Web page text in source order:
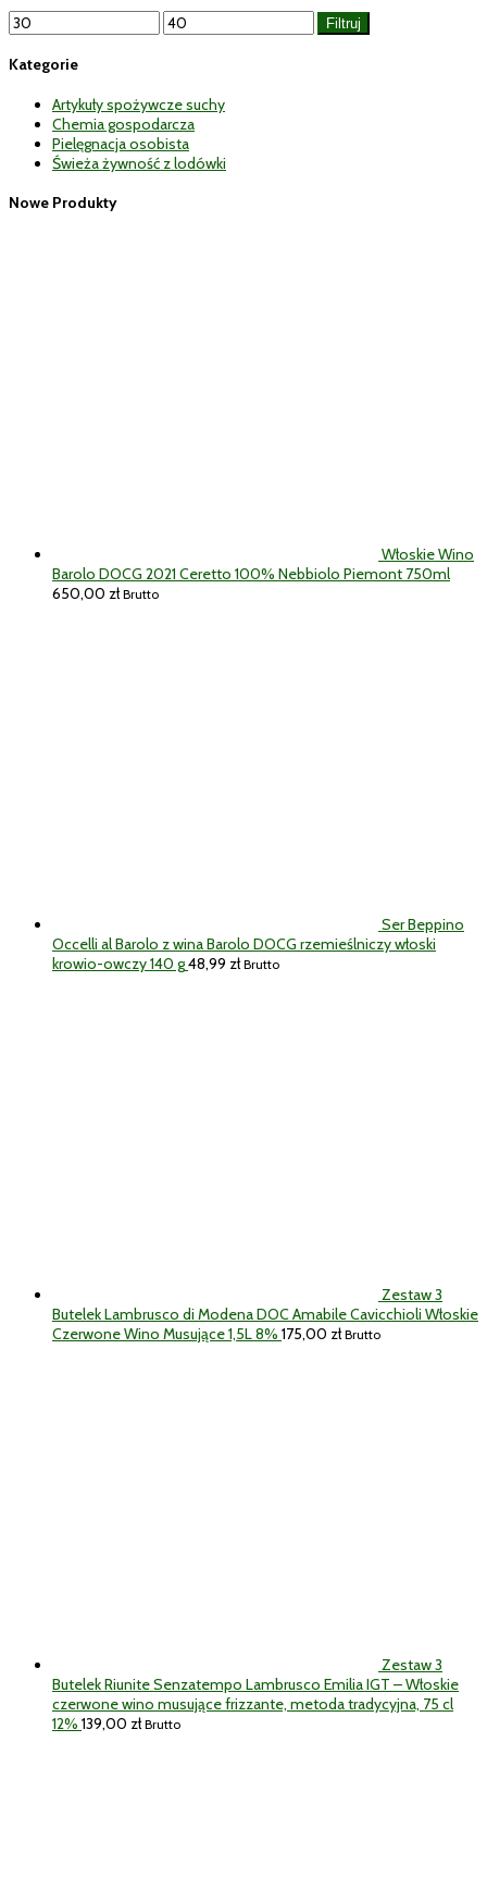
Cena
min
Cena
max
Filtruj
Kategorie
Artykuły spożywcze suchy
Chemia gospodarcza
Pielęgnacja osobista
Świeża żywność z lodówki
Nowe Produkty
Włoskie Wino
Barolo DOCG 2021 Ceretto 100% Nebbiolo Piemont 750ml
650,00 zł Brutto
Ser Beppino
Occelli al Barolo z wina Barolo DOCG rzemieślniczy włoski
krowio-owczy 140 g48,99 zł Brutto
Zestaw 3
Butelek Lambrusco di Modena DOC Amabile Cavicchioli Włoskie
Czerwone Wino Musujące 1,5L 8% 175,00 zł Brutto
Zestaw 3
Butelek Riunite Senzatempo Lambrusco Emilia IGT – Włoskie
czerwone wino musujące frizzante, metoda tradycyjna, 75 cl
12% 139,00 zł Brutto